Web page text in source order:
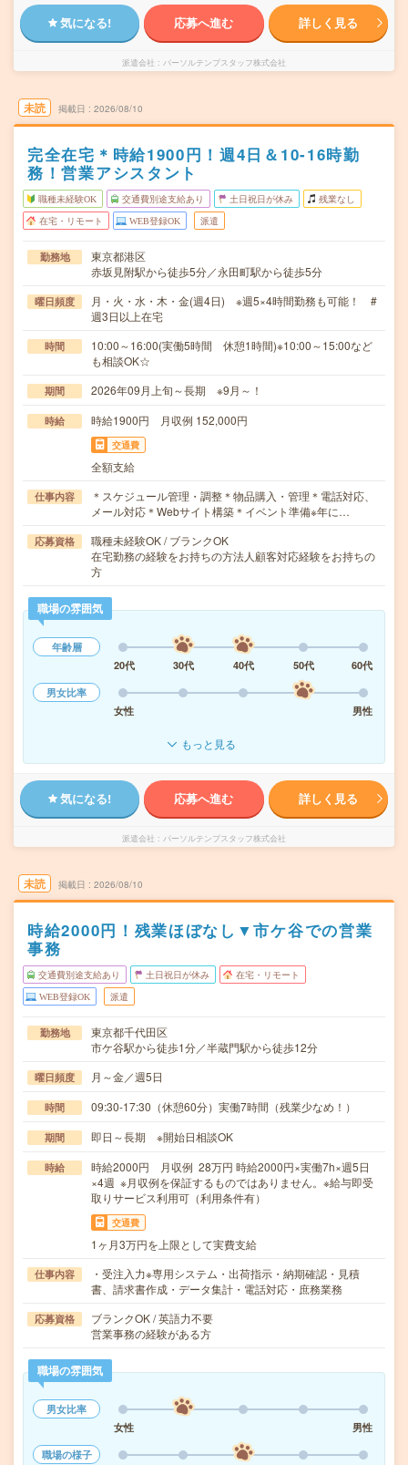
気になる! 応募へ進む 詳しく見る
派遣会社 パーソルテンプスタッフ株式会社
未読 掲載日 2026/08/10
完全在宅＊時給1900円！週4日＆10-16時勤
務！営業アシスタント
職種未経験OK 交通費別途支給あり 土日祝日が休み 残業なし
在宅・リモート WEB登録OK 派遣
勤務地
東京都港区
赤坂見附駅から徒歩5分／永田町駅から徒歩5分
曜日頻度
月・火・水・木・金(週4日) ※週5×4時間勤務も可能！ #
週3日以上在宅
時間
10:00～16:00(実働5時間 休憩1時間)※10:00～15:00など
も相談OK☆
期間 2026年09月上旬～長期 ※9月～！
時給 時給1900円 月収例 152,000円
交通費
全額支給
仕事内容
＊スケジュール管理・調整＊物品購入・管理＊電話対応、
メール対応＊Webサイト構築＊イベント準備※年に…
応募資格
職種未経験OK / ブランクOK
在宅勤務の経験をお持ちの方法人顧客対応経験をお持ちの
方
職場の雰囲気
年齢層
20代
30代 40代 50代
60代
男女比率
女性
男性
もっと見る
気になる! 応募へ進む 詳しく見る
派遣会社 パーソルテンプスタッフ株式会社
未読 掲載日 2026/08/10
時給2000円！残業ほぼなし▼市ケ谷での営業
事務
交通費別途支給あり 土日祝日が休み 在宅・リモート
WEB登録OK 派遣
勤務地
東京都千代田区
市ケ谷駅から徒歩1分／半蔵門駅から徒歩12分
曜日頻度 月～金／週5日
時間 09:30-17:30（休憩60分）実働7時間（残業少なめ！）
期間 即日～長期 ※開始日相談OK
時給
時給2000円 月収例 28万円 時給2000円×実働7h×週5日
×4週 ※月収例を保証するものではありません。※給与即受
取りサービス利用可（利用条件有）
交通費
1ヶ月3万円を上限として実費支給
仕事内容
・受注入力※専用システム・出荷指示・納期確認・見積
書、請求書作成・データ集計・電話対応・庶務業務
応募資格
ブランクOK / 英語力不要
営業事務の経験がある方
職場の雰囲気
男女比率
女性
男性
職場の様子